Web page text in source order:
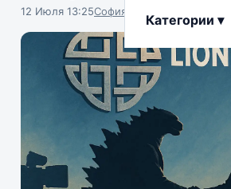
Категории ▾
12 Июля 13:25София Насыпова